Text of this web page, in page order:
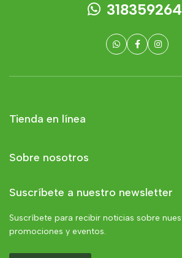
Tienda en línea
Sobre nosotros
Suscríbete a nuestro newsletter
Suscríbete para recibir noticias sobre
promociones y eventos.